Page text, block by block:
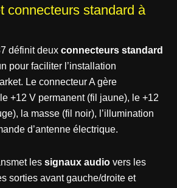
connecteurs standard à
définit deux connecteurs standard
pour faciliter l’installation
Le connecteur A gère
+12 V permanent (fil jaune), le +12
la masse (fil noir), l’illumination
d’antenne électrique.
les signaux audio vers les
sorties avant gauche/droite et